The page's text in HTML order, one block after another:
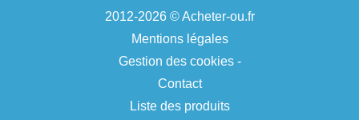
2012-2026 © Acheter-ou.fr
Mentions légales
Gestion des cookies-
Contact
Liste des produits